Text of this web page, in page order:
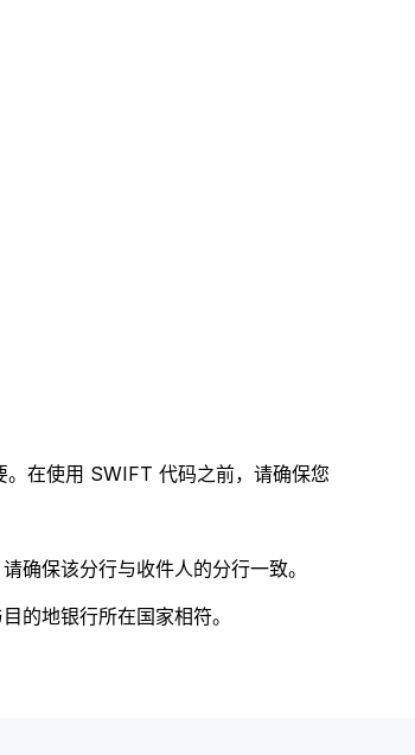
在使用 SWIFT 代码之前，请确保您
确保该分行与收件人的分行一致。
的地银行所在国家相符。